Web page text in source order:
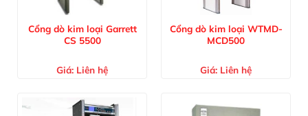
Cổng dò kim loại Garrett
CS 5500
Giá: Liên hệ
Cổng dò kim loại WTMD-
MCD500
Giá: Liên hệ